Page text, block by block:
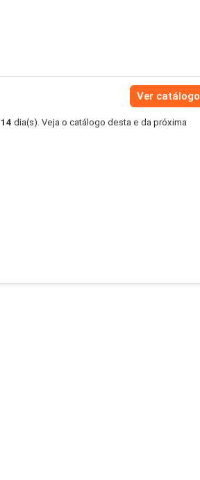
Ver catálogo
14 dia(s). Veja o catálogo desta e da próxima